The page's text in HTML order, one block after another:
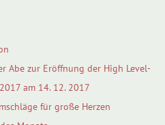
Abe zur Eröffnung der High Level-
am 14. 12. 2017
für große Herzen